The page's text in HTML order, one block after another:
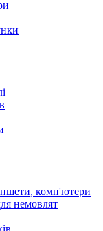
комп'ютери
немовлят